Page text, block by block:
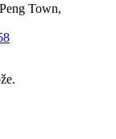
Town,